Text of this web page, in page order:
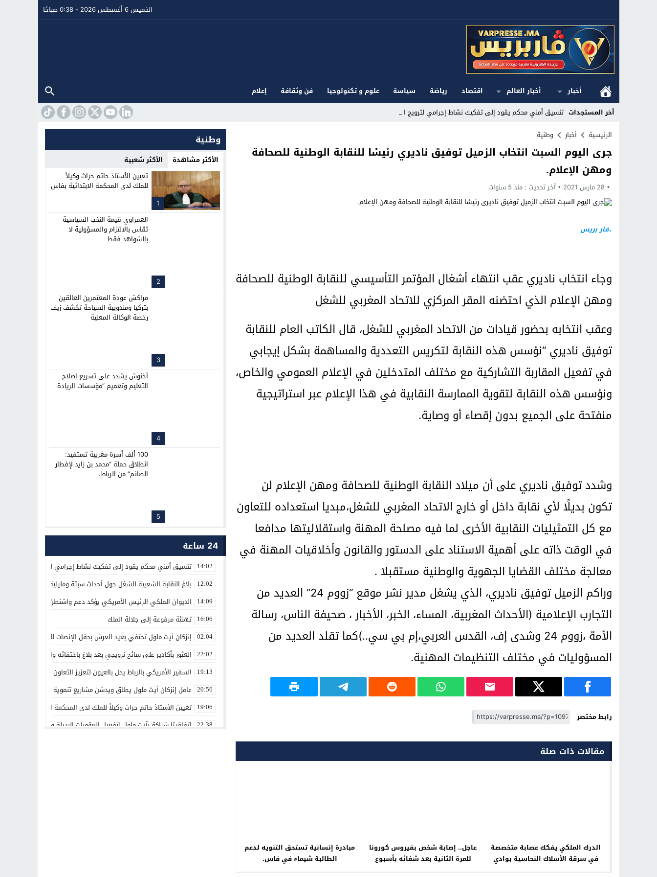
الخميس 6 أغسطس 2026 - 0:38 صباحًا
أخبار أخبار العالم اقتصاد رياضة سياسة علوم و تكنولوجيا فن وثقافة
إعلام
أخر المستجدات تنسيق أمني محكم يقود إلى تفكيك نشاط إجرامي لترويج المؤثر_
Stop
Previous
Next
الرئيسية أخبار وطنية
جرى اليوم السبت انتخاب الزميل توفيق ناديري رئيسًا للنقابة الوطنية للصحافة
ومهن الإعلام.
28 مارس 2021 آخر تحديث : منذ 5 سنوات
.فار بريس
وجاء انتخاب ناديري عقب انتهاء أشغال المؤتمر التأسيسي للنقابة الوطنية للصحافة
ومهن الإعلام الذي احتضنه المقر المركزي للاتحاد المغربي للشغل
وعقب انتخابه بحضور قيادات من الاتحاد المغربي للشغل، قال الكاتب العام للنقابة
توفيق ناديري “نؤسس هذه النقابة لتكريس التعددية والمساهمة بشكل إيجابي
في تفعيل المقاربة التشاركية مع مختلف المتدخلين في الإعلام العمومي والخاص،
ونؤسس هذه النقابة لتقوية الممارسة النقابية في هذا الإعلام عبر استراتيجية
منفتحة على الجميع بدون إقصاء أو وصاية.
وشدد توفيق ناديري على أن ميلاد النقابة الوطنية للصحافة ومهن الإعلام لن
تكون بديلًا لأي نقابة داخل أو خارج الاتحاد المغربي للشغل،مبديا استعداده للتعاون
مع كل التمثيليات النقابية الأخرى لما فيه مصلحة المهنة واستقلاليتها مدافعا
في الوقت ذاته على أهمية الاستناد على الدستور والقانون وأخلاقيات المهنة في
معالجة مختلف القضايا الجهوية والوطنية مستقبلا .
وراكم الزميل توفيق ناديري، الذي يشغل مدير نشر موقع “زووم 24” العديد من
التجارب الإعلامية (الأحداث المغربية، المساء، الخبر، الأخبار ، صحيفة الناس، رسالة
الأمة ،زووم 24 وشدى إف، القدس العربي،إم بي سي..)كما تقلد العديد من
المسؤوليات في مختلف التنظيمات المهنية.
رابط مختصر
مقالات ذات صلة
الدرك الملكي يفكك عصابة متخصصة
في سرقة الأسلاك النحاسية بوادي
عاجل.. إصابة شخص بفيروس كورونا
للمرة الثانية بعد شفائه بأسبوع
مبادرة إنسانية تستحق التنويه لدعم
الطالبة شيماء في فاس.
وطنية
الأكثر مشاهدة الأكثر شعبية
1
تعيين الأستاذ حاتم حراث وكيلاً
للملك لدى المحكمة الابتدائية بفاس
2
العمراوي قيمة النخب السياسية
تقاس بالالتزام والمسؤولية لا
بالشواهد فقط
3
مراكش عودة المعتمرين العالقين
بتركيا ومندوبية السياحة تكشف زيف
رخصة الوكالة المعنية
4
أخنوش يشدد على تسريع إصلاح
التعليم وتعميم “مؤسسات الريادة
5
100 ألف أسرة مغربية تستفيد:
انطلاق حملة “محمد بن زايد لإفطار
الصائم” من الرباط.
24 ساعة
14:02 تنسيق أمني محكم يقود إلى تفكيك نشاط إجرامي لترويج المؤثرات
12:02 بلاغ النقابة الشعبية للشغل حول أحداث سبتة ومليلية
14:09 الديوان الملكي الرئيس الأمريكي يؤكد دعم واشنطن الكامل لمغربية
16:06 تهنئة مرفوعة إلى جلالة الملك
02:04 إنزكان أيت ملول تحتفي بعيد العرش بحفل الإنصات للخطاب الملكي
22:02 العثور بأكادير على سائح نرويجي بعد بلاغ باختفائه وانقطاع الاتصال
19:13 السفير الأمريكي بالرباط يحل بالعيون لتعزيز التعاون الاقتصادي
20:56 عامل إنزكان أيت ملول يطلق ويدشن مشاريع تنموية جديدة تخليداً للذكرى الـ27 لعيد العرش
19:06 تعيين الأستاذ حاتم حراث وكيلاً للملك لدى المحكمة الابتدائية بفاس
22:38 اتفاقيتا شراكة بآيت ملول لتفعيل العقوبات البديلة وتعزيز إعادة الإدماج